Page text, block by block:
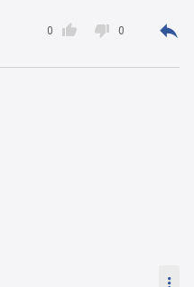

0  0 
